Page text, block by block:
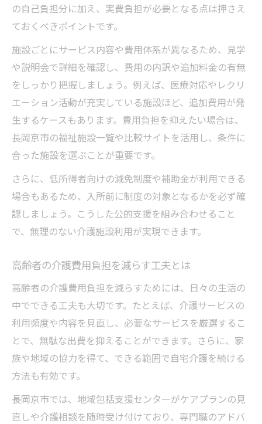
の自己負担分に加え、実費負担が必要となる点は押さえ
ておくべきポイントです。
施設ごとにサービス内容や費用体系が異なるため、見学
や説明会で詳細を確認し、費用の内訳や追加料金の有無
をしっかり把握しましょう。例えば、医療対応やレクリ
エーション活動が充実している施設ほど、追加費用が発
生するケースもあります。費用負担を抑えたい場合は、
長岡京市の福祉施設一覧や比較サイトを活用し、条件に
合った施設を選ぶことが重要です。
さらに、低所得者向けの減免制度や補助金が利用できる
場合もあるため、入所前に制度の対象となるかを必ず確
認しましょう。こうした公的支援を組み合わせること
で、無理のない介護施設利用が実現できます。
高齢者の介護費用負担を減らす工夫とは
高齢者の介護費用負担を減らすためには、日々の生活の
中でできる工夫も大切です。たとえば、介護サービスの
利用頻度や内容を見直し、必要なサービスを厳選するこ
とで、無駄な出費を抑えることができます。さらに、家
族や地域の協力を得て、できる範囲で自宅介護を続ける
方法も有効です。
長岡京市では、地域包括支援センターがケアプランの見
直しや介護相談を随時受け付けており、専門職のアドバ